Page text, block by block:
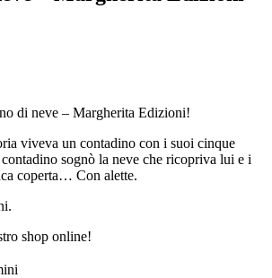
di neve – Margherita Edizioni!
viveva un contadino con i suoi cinque
sognò la neve che ricopriva lui e i
coperta… Con alette.
shop online!